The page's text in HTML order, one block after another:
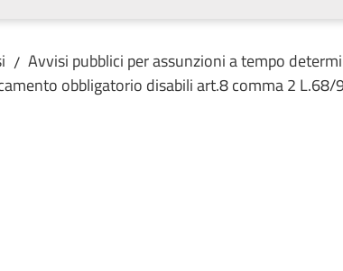
/ Avvisi pubblici per assunzioni a tempo
obbligatorio disabili art.8 comma 2 L.68/